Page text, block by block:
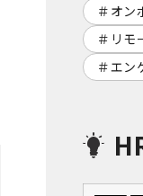
オン
リモ
エン